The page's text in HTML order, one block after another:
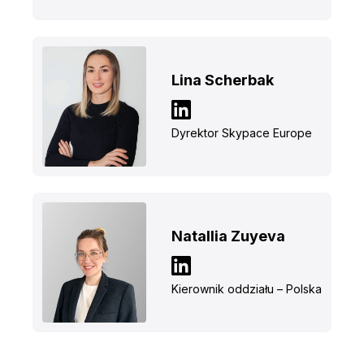
Lina Scherbak
Dyrektor Skypace Europe
Natallia Zuyeva
Kierownik oddziału – Polska